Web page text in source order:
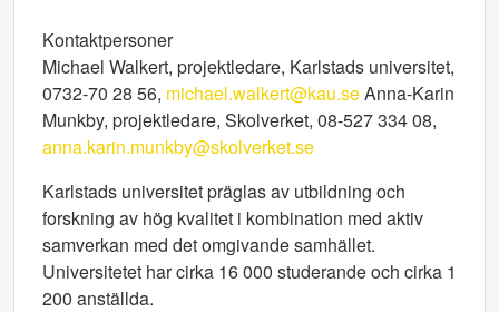
Kontaktpersoner
Michael Walkert, projektledare, Karlstads universitet,
0732-70 28 56, michael.walkert@kau.seAnna-Karin
Munkby, projektledare, Skolverket, 08-527 334 08,
anna.karin.munkby@skolverket.se
Karlstads universitet präglas av utbildning och
forskning av hög kvalitet i kombination med aktiv
samverkan med det omgivande samhället.
Universitetet har cirka 16 000 studerande och cirka 1
200 anställda.